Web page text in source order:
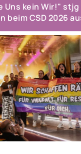
Uns kein Wir!"
beim CSD 2026